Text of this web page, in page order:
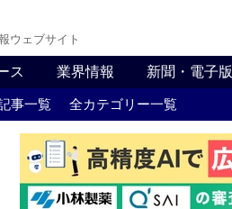
ウェブサイト
ス 業界情報 新聞・電子版
事一覧 全カテゴリー一覧